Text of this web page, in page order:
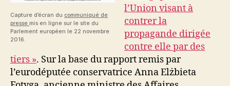
Capture d’écran du communiqué de
presse mis en ligne sur le site du
Parlement européen le 22 novembre
2016.
l’Union visant à
contrer la
propagande dirigée
contre elle par des
tiers ». Sur la base du rapport remis par
l’eurodéputée conservatrice Anna Elżbieta